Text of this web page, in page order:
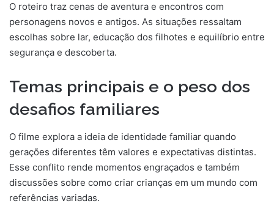
O roteiro traz cenas de aventura e encontros com
personagens novos e antigos. As situações ressaltam
escolhas sobre lar, educação dos filhotes e equilíbrio entre
segurança e descoberta.
Temas principais e o peso dos
desafios familiares
O filme explora a ideia de identidade familiar quando
gerações diferentes têm valores e expectativas distintas.
Esse conflito rende momentos engraçados e também
discussões sobre como criar crianças em um mundo com
referências variadas.